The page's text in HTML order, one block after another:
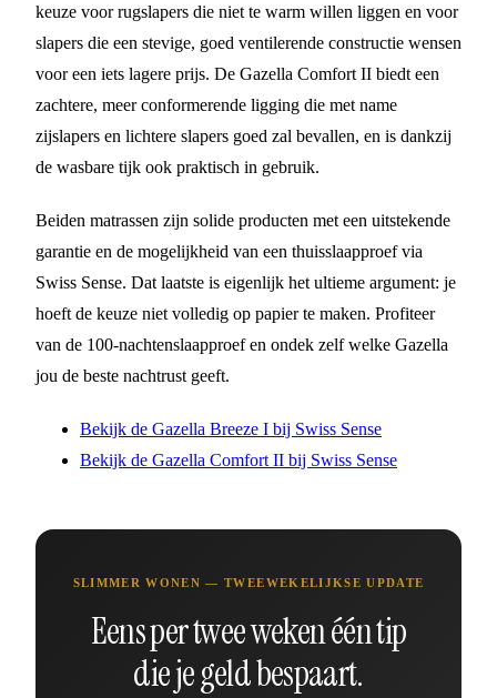
keuze voor rugslapers die niet te warm willen liggen en voor
slapers die een stevige, goed ventilerende constructie wensen
voor een iets lagere prijs. De Gazella Comfort II biedt een
zachtere, meer conformerende ligging die met name
zijslapers en lichtere slapers goed zal bevallen, en is dankzij
de wasbare tijk ook praktisch in gebruik.
Beiden matrassen zijn solide producten met een uitstekende
garantie en de mogelijkheid van een thuisslaapproef via
Swiss Sense. Dat laatste is eigenlijk het ultieme argument: je
hoeft de keuze niet volledig op papier te maken. Profiteer
van de 100-nachtenslaapproef en ondek zelf welke Gazella
jou de beste nachtrust geeft.
Bekijk de Gazella Breeze I bij Swiss Sense
Bekijk de Gazella Comfort II bij Swiss Sense
SLIMMER WONEN — TWEEWEKELIJKSE UPDATE
Eens per twee weken één tip
die je geld bespaart.